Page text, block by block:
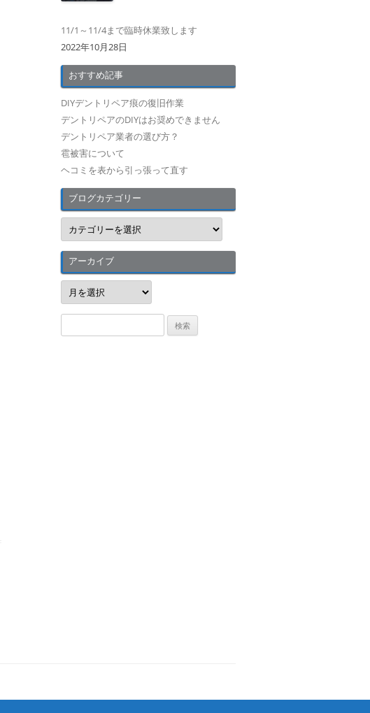
11/1～11/4まで臨時休業致します
2022年10月28日
おすすめ記事
DIYデントリペア痕の復旧作業
デントリペアのDIYはお奨めできません
デントリペア業者の選び方？
雹被害について
ヘコミを表から引っ張って直す
ブログカテゴリー
ブ
ロ
グ
カ
テ
ゴ
リ
アーカイブ
ア
ー
カ
イ
索